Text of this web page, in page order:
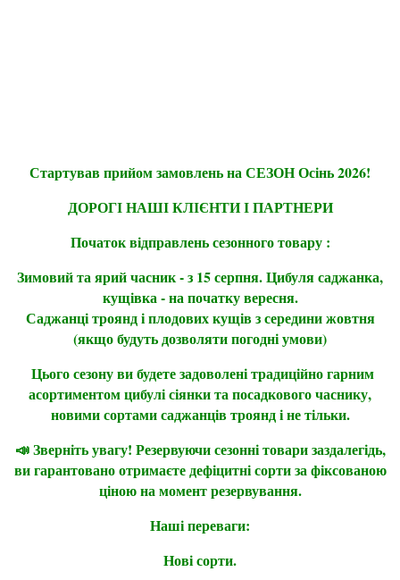
Стартував прийом замовлень на СЕЗОН Осінь 2026!
ДОРОГІ НАШІ КЛІЄНТИ І ПАРТНЕРИ
Початок відправлень сезонного товару :
Зимовий та ярий часник - з 15 серпня. Цибуля саджанка,
кущівка - на початку вересня.
Саджанці троянд і плодових кущів з середини жовтня
(якщо будуть дозволяти погодні умови)
Цього сезону ви будете задоволені традиційно гарним
асортиментом цибулі сіянки та посадкового часнику,
новими сортами саджанців троянд і не тільки.
📣 Зверніть увагу! Резервуючи сезонні товари заздалегідь,
ви гарантовано отримаєте дефіцитні сорти за фіксованою
ціною на момент резервування.
Наші переваги:
Нові сорти.